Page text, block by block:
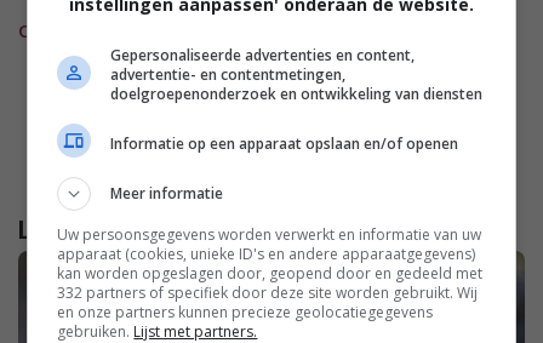
damespraatjes.nl
Lees verder...
Gepersonaliseerde advertenties en content,
advertentie- en contentmetingen,
doelgroepenonderzoek en ontwikkeling van diensten
Informatie op een apparaat opslaan en/of openen
Meer informatie
Uw persoonsgegevens worden verwerkt en informatie van uw
apparaat (cookies, unieke ID's en andere apparaatgegevens)
kan worden opgeslagen door, geopend door en gedeeld met
332 partners of specifiek door deze site worden gebruikt. Wij
en onze partners kunnen precieze geolocatiegegevens
gebruiken. Lijst met partners.